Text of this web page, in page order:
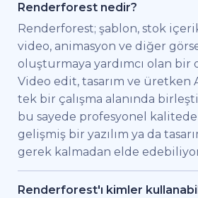
Renderforest nedir?
Renderforest; şablon, stok
video, animasyon ve diğer
oluşturmaya yardımcı olan bir
Video edit, tasarım ve üretken
tek bir çalışma alanında
bu sayede profesyonel kalitede
gelişmiş bir yazılım ya da
gerek kalmadan elde
Renderforest'ı kimler